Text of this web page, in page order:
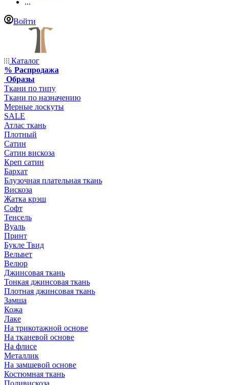
...
Войти
Каталог
% Распродажа
Образы
Ткани по типу
Ткани по назначению
Мерные лоскуты
SALE
Атлас ткань
Плотный
Сатин
Сатин вискоза
Креп сатин
Бархат
Блузочная плательная ткань
Вискоза
Жатка крэш
Софт
Тенсель
Вуаль
Принт
Букле Твид
Вельвет
Велюр
Джинсовая ткань
Тонкая джинсовая ткань
Плотная джинсовая ткань
Замша
Кожа
Лаке
На трикотажной основе
На тканевой основе
На флисе
Металлик
На замшевой основе
Костюмная ткань
Поливискоза